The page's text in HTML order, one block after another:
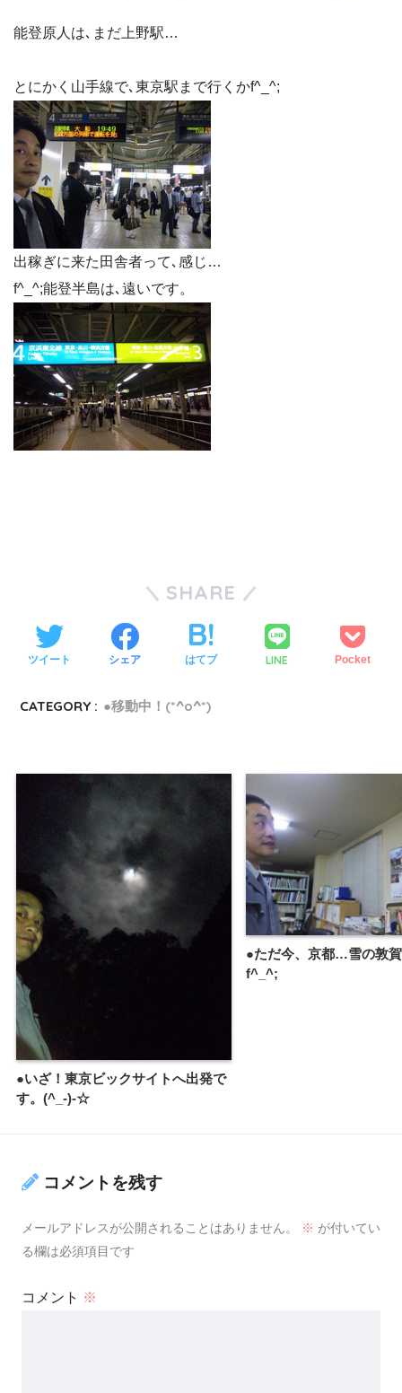
能登原人は､まだ上野駅…
とにかく山手線で､東京駅まで行くかf^_^;
出稼ぎに来た田舎者って､感じ…
f^_^;能登半島は､遠いです。
SHARE
ツイート シェア はてブ LINE Pocket
CATEGORY : ●移動中！(*^o^*)
●いざ！東京ビックサイトへ出発で
す。(^_-)-☆
●ただ今、京都…雪の敦
f^_^;
コメントを残す
メールアドレスが公開されることはありません。 ※ が付いてい
る欄は必須項目です
コメント ※